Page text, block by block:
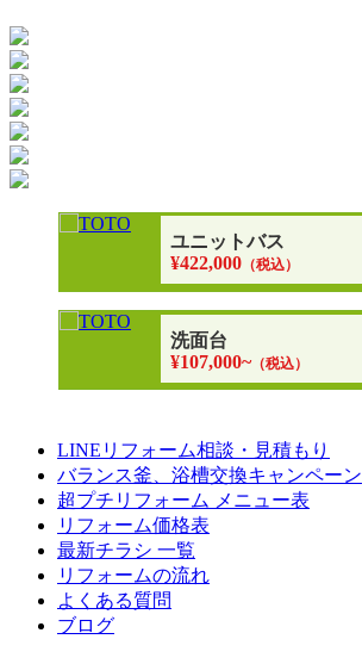
ユニットバス
¥422,000 （税込）
洗面台
¥107,000~（税込）
LINEリフォーム相談・見積もり
バランス釜、浴槽交換キャンペーン
超プチリフォーム メニュー表
リフォーム価格表
最新チラシ 一覧
リフォームの流れ
よくある質問
ブログ